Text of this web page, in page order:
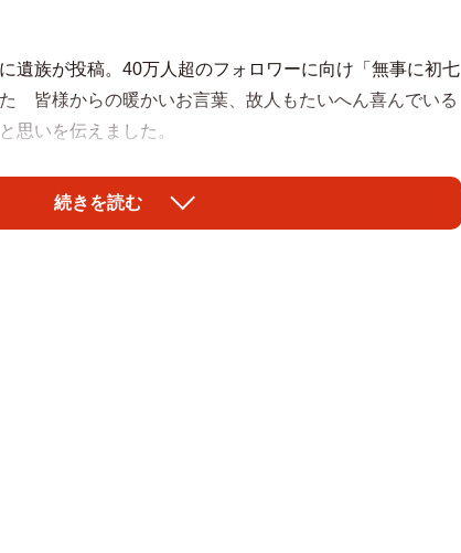
遺族が投稿。40万人超のフォロワーに向け「無事に初七
皆様からの暖かいお言葉、故人もたいへん喜んでいる
思いを伝えました。
空中移動するような躍動感のある一枚。多くのファン
け回っていそうです」「天国でもすてきな写真を撮って
続きを読む